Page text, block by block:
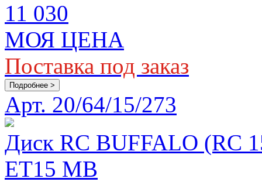
11 030
МОЯ ЦЕНА
Поставка под заказ
Подробнее >
Арт. 20/64/15/273
Диск RC BUFFALO (RC
ET15 MB